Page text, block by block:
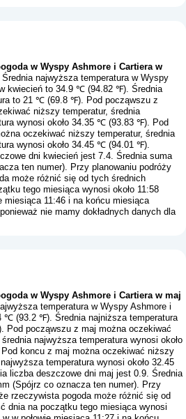
w Wyspy Ashmore i Cartiera w
Średnia najwyższa temperatura w Wyspy
kwiecień to 34.9 ℃ (94.82 ℉). Średnia
to 21 ℃ (69.8 ℉). Pod począwszu z
niższy temperatur, średnia
wynosi około 34.35 ℃ (93.83 ℉). Pod
oczekiwać niższy temperatur, średnia
wynosi około 34.45 ℃ (94.01 ℉).
dni kwiecień jest 7.4. Średnia suma
ten numer). Przy planowaniu podróży
może różnić się od tych średnich
tego miesiąca wynosi około 11:58
miesiąca 11:46 i na końcu miesiąca
nie mamy dokładnych danych dla
w Wyspy Ashmore i Cartiera w maj
temperatura w Wyspy Ashmore i
℃ (93.2 ℉). Średnia najniższa temperatura
począwszu z maj można oczekiwać
najwyższa temperatura wynosi około
koncu z maj można oczekiwać niższy
temperatura wynosi około 32.45
liczba deszczowe dni maj jest 0.9. Średnia
(Spójrz co oznacza ten numer). Przy
rzeczywista pogoda może różnić się od
dnia na początku tego miesiąca wynosi